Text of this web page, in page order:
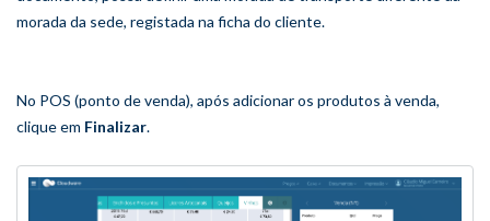
morada da sede, registada na ficha do cliente.
No POS (ponto de venda), após adicionar os produtos à venda,
clique em Finalizar.